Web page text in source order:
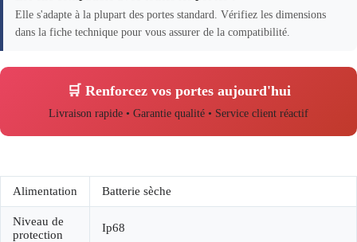
Elle s'adapte à la plupart des portes standard. Vérifiez les dimensions
dans la fiche technique pour vous assurer de la compatibilité.
🛒 Renforcez vos portes aujourd'hui
Livraison rapide • Garantie qualité • Service client réactif
Alimentation Batterie sèche
Niveau de
protection
Ip68